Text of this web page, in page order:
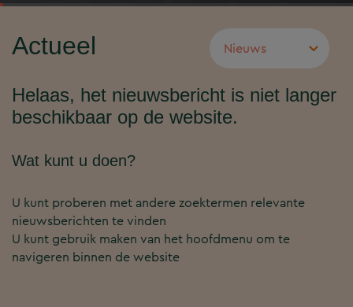
Actueel
Helaas, het nieuwsbericht is niet langer
beschikbaar op de website.
Wat kunt u doen?
U kunt proberen met andere zoektermen relevante
nieuwsberichten te vinden
U kunt gebruik maken van het hoofdmenu om te
navigeren binnen de website